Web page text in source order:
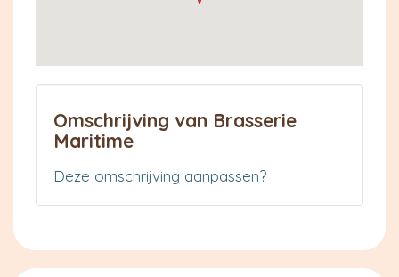
Omschrijving van Brasserie
Maritime
Deze omschrijving aanpassen?